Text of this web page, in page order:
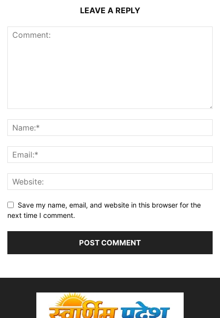
LEAVE A REPLY
Save my name, email, and website in this browser for the
next time I comment.